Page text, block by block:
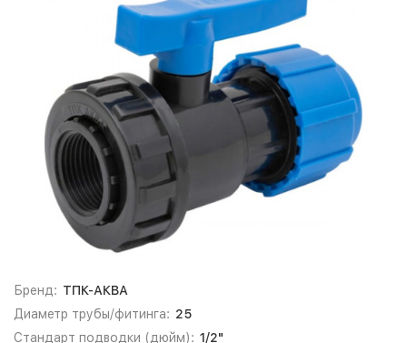
Бренд: ТПК-АКВА
Диаметр трубы/фитинга: 25
Стандарт подводки (дюйм): 1/2"